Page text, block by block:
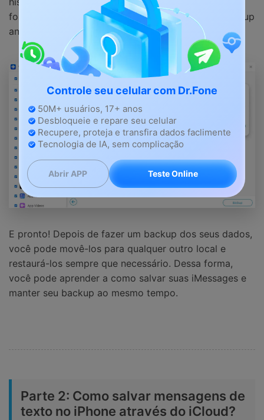
Controle seu celular com Dr.Fone
50M+ usuários, 17+ anos
Desbloqueie e repare seu celular
Recupere, proteja e transfira dados faclimente
Tecnologia de IA, sem complicação
Abrir APP Teste Online
fornecerá detalhes sobre todos os arquivos de backup
anteriores.
E pronto! Depois de fazer um backup dos seus dados,
você pode movê-los para qualquer outro local e
restaurá-los sempre que necessário. Dessa forma,
você pode aprender a como salvar suas iMessages e
manter seu backup ao mesmo tempo.
Parte 2: Como salvar mensagens de
texto no iPhone através do iCloud?